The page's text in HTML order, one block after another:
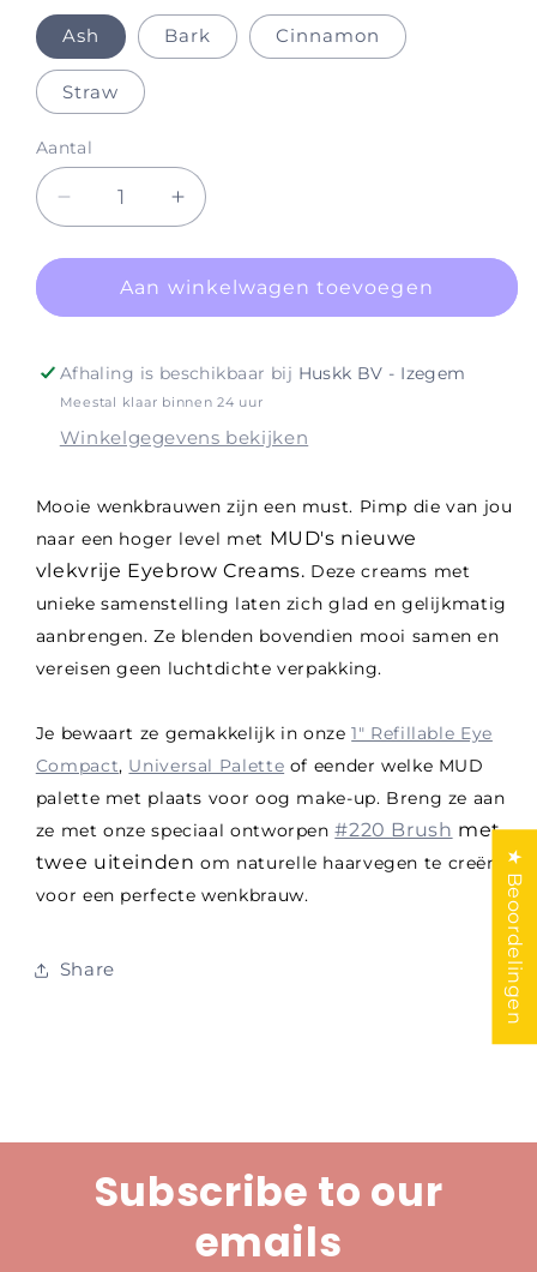
Ash Bark Cinnamon
Straw
Aantal
Aantal
verlagen
voor
Cream
Aantal
verhogen
voor
Brow
Cream
Aan winkelwagen toevoegen
Afhaling is beschikbaar bij Huskk BV - Izegem
Meestal klaar binnen 24 uur
Winkelgegevens bekijken
Mooie wenkbrauwen zijn een must. Pimp die van jou
naar een hoger level met MUD's nieuwe
vlekvrije Eyebrow Creams. Deze creams met
unieke samenstelling laten zich glad en gelijkmatig
aanbrengen. Ze blenden bovendien mooi samen en
vereisen geen luchtdichte verpakking.
Je bewaart ze gemakkelijk in onze1" Refillable Eye
Compact, Universal Palette of eender welke MUD
palette met plaats voor oog make-up. Breng ze aan
ze met onze speciaal ontworpen#220 Brush met
twee uiteindenom naturelle haarvegen te creëren
voor een perfecte wenkbrauw.
Share
Subscribe to our
emails
★ Beoordelingen